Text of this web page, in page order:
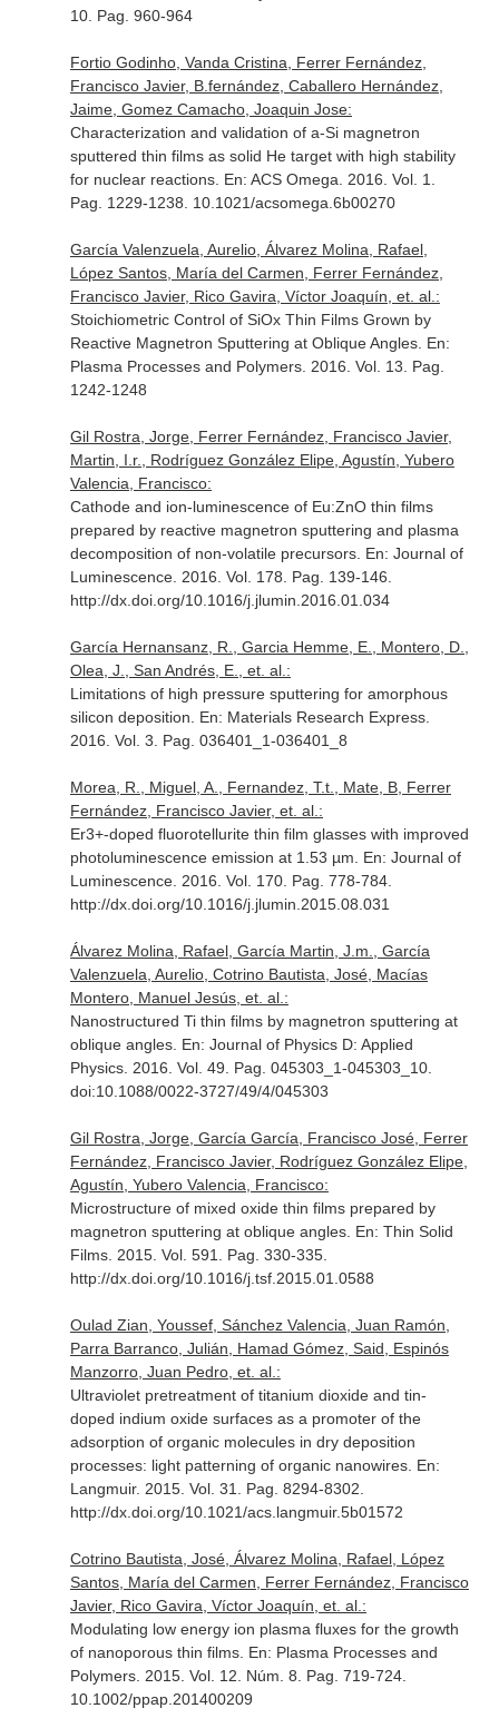
10. Pag. 960-964
Fortio Godinho, Vanda Cristina, Ferrer Fernández,
Francisco Javier, B.fernández, Caballero Hernández,
Jaime, Gomez Camacho, Joaquin Jose:
Characterization and validation of a-Si magnetron
sputtered thin films as solid He target with high stability
for nuclear reactions. En: ACS Omega . 2016. Vol. 1.
Pag. 1229-1238. 10.1021/acsomega.6b00270
García Valenzuela, Aurelio, Álvarez Molina, Rafael,
López Santos, María del Carmen, Ferrer Fernández,
Francisco Javier, Rico Gavira, Víctor Joaquín, et. al.:
Stoichiometric Control of SiOx Thin Films Grown by
Reactive Magnetron Sputtering at Oblique Angles. En:
Plasma Processes and Polymers. 2016. Vol. 13. Pag.
1242-1248
Gil Rostra, Jorge, Ferrer Fernández, Francisco Javier,
Martin, I.r., Rodríguez González Elipe, Agustín, Yubero
Valencia, Francisco:
Cathode and ion-luminescence of Eu:ZnO thin films
prepared by reactive magnetron sputtering and plasma
decomposition of non-volatile precursors. En: Journal of
Luminescence. 2016. Vol. 178. Pag. 139-146.
http://dx.doi.org/10.1016/j.jlumin.2016.01.034
García Hernansanz, R., Garcia Hemme, E., Montero, D.,
Olea, J., San Andrés, E., et. al.:
Limitations of high pressure sputtering for amorphous
silicon deposition. En: Materials Research Express.
2016. Vol. 3. Pag. 036401_1-036401_8
Morea, R., Miguel, A., Fernandez, T.t., Mate, B, Ferrer
Fernández, Francisco Javier, et. al.:
Er3+-doped fluorotellurite thin film glasses with improved
photoluminescence emission at 1.53 µm. En: Journal of
Luminescence. 2016. Vol. 170. Pag. 778-784.
http://dx.doi.org/10.1016/j.jlumin.2015.08.031
Álvarez Molina, Rafael, García Martin, J.m., García
Valenzuela, Aurelio, Cotrino Bautista, José, Macías
Montero, Manuel Jesús, et. al.:
Nanostructured Ti thin films by magnetron sputtering at
oblique angles. En: Journal of Physics D: Applied
Physics. 2016. Vol. 49. Pag. 045303_1-045303_10.
doi:10.1088/0022-3727/49/4/045303
Gil Rostra, Jorge, García García, Francisco José, Ferrer
Fernández, Francisco Javier, Rodríguez González Elipe,
Agustín, Yubero Valencia, Francisco:
Microstructure of mixed oxide thin films prepared by
magnetron sputtering at oblique angles. En: Thin Solid
Films. 2015. Vol. 591. Pag. 330-335.
http://dx.doi.org/10.1016/j.tsf.2015.01.0588
Oulad Zian, Youssef, Sánchez Valencia, Juan Ramón,
Parra Barranco, Julián, Hamad Gómez, Said, Espinós
Manzorro, Juan Pedro, et. al.:
Ultraviolet pretreatment of titanium dioxide and tin-
doped indium oxide surfaces as a promoter of the
adsorption of organic molecules in dry deposition
processes: light patterning of organic nanowires. En:
Langmuir. 2015. Vol. 31. Pag. 8294-8302.
http://dx.doi.org/10.1021/acs.langmuir.5b01572
Cotrino Bautista, José, Álvarez Molina, Rafael, López
Santos, María del Carmen, Ferrer Fernández, Francisco
Javier, Rico Gavira, Víctor Joaquín, et. al.:
Modulating low energy ion plasma fluxes for the growth
of nanoporous thin films. En: Plasma Processes and
Polymers. 2015. Vol. 12. Núm. 8. Pag. 719-724.
10.1002/ppap.201400209